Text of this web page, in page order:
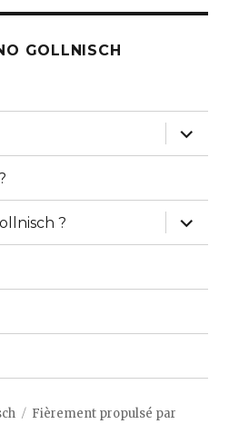
GOLLNISCH
ouvrir
le
sous-
?
ouvrir
le
sous-
Fièrement propulsé par